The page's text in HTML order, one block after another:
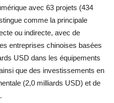
avec 63 projets (434
comme la principale
ou indirecte, avec de
entreprises chinoises basées
USD dans les équipements
que des investissements en
(2,0 milliards USD) et de